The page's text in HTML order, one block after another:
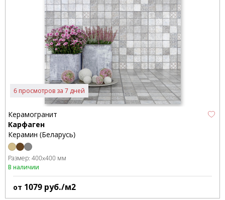
6 просмотров за 7 дней
Керамогранит
Карфаген
Керамин (Беларусь)
Размер: 400x400 мм
В наличии
от 1079 руб./м2